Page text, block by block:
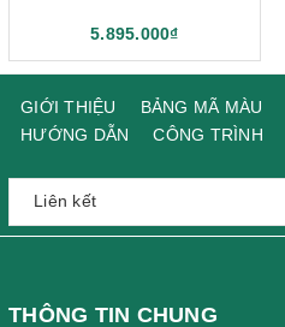
5.895.000₫
GIỚI THIỆU BẢNG MÃ MÀU
HƯỚNG DẪN
CÔNG TRÌNH
THÔNG TIN CHUNG